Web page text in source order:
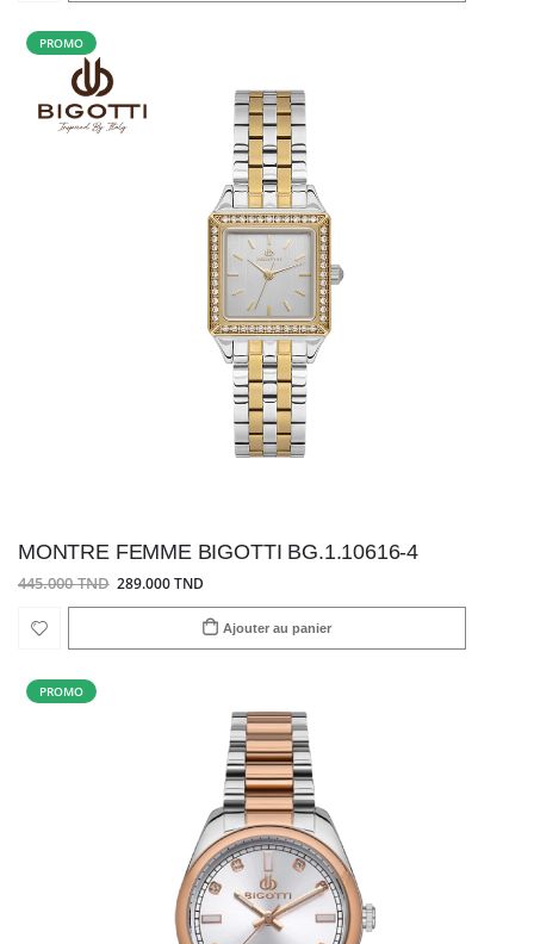
PROMO
MONTRE FEMME BIGOTTI BG.1.10616-4
445.000 TND 289.000 TND
Ajouter au panier
PROMO